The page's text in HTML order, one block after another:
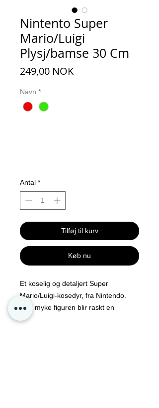
Nintento Super
Mario/Luigi
Plysj/bamse 30 Cm
249,00 NOKPris
Navn *
Antal *
Tilføj til kurv
Køb nu
Et koselig og detaljert Super
Mario/Luigi-kosedyr, fra Nintendo.
Den myke figuren blir raskt en
storfavoritt hos de små, og en lojal